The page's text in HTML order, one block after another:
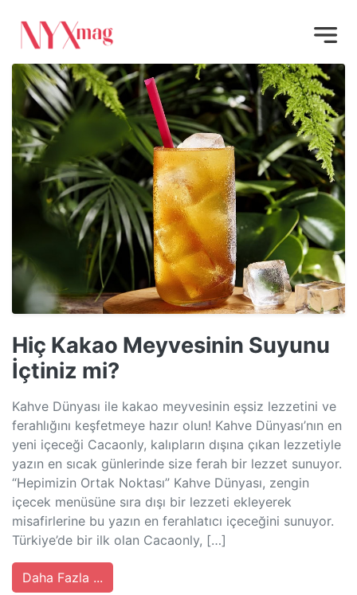
Hiç Kakao Meyvesinin Suyunu
İçtiniz mi?
Kahve Dünyası ile kakao meyvesinin eşsiz lezzetini ve
ferahlığını keşfetmeye hazır olun! Kahve Dünyası’nın en
yeni içeceği Cacaonly, kalıpların dışına çıkan lezzetiyle
yazın en sıcak günlerinde size ferah bir lezzet sunuyor.
“Hepimizin Ortak Noktası” Kahve Dünyası, zengin
içecek menüsüne sıra dışı bir lezzeti ekleyerek
misafirlerine bu yazın en ferahlatıcı içeceğini sunuyor.
Türkiye’de bir ilk olan Cacaonly, […]
Daha Fazla ...